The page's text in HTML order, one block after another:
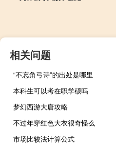
相关问题
“不忘角弓诗”的出处是哪里
本科生可以考在职学硕吗
梦幻西游大唐攻略
不过年穿红色大衣很奇怪么
市场比较法计算公式